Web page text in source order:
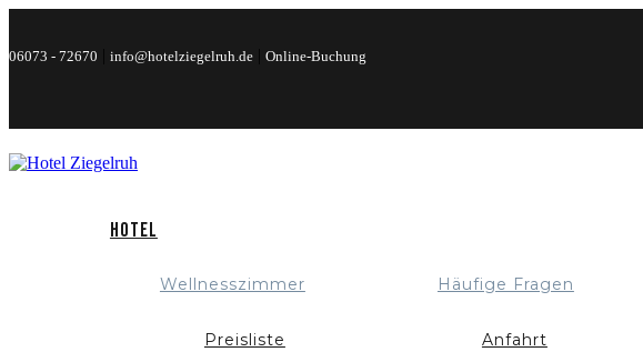
06073 - 72670 info@hotelziegelruh.de Online-Buchung
Hotel
Wellnesszimmer
Preisliste
Häufige Fragen
Anfahrt